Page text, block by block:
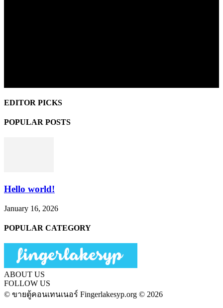
EDITOR PICKS
POPULAR POSTS
Hello world!
January 16, 2026
POPULAR CATEGORY
ABOUT US
FOLLOW US
© ขายตู้คอนเทนเนอร์ Fingerlakesyp.org © 2026